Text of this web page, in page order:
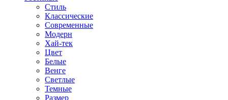
Стиль
Классические
Современные
Модерн
Хай-тек
Цвет
Белые
Венге
Светлые
Темные
Размер